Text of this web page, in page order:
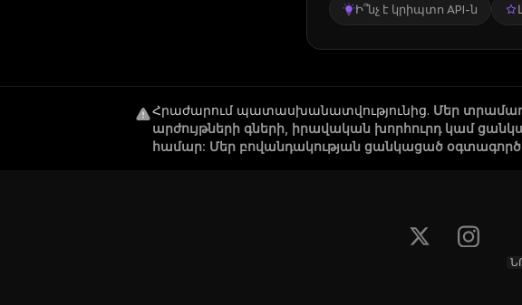
Ի՞նչ է կրիպտո API-ն
Հրաժարում պատասխանատվությունից. Մեր
արժույթների գների, իրավական խորհուրդ կամ
համար: Մեր բովանդակության ցանկացած